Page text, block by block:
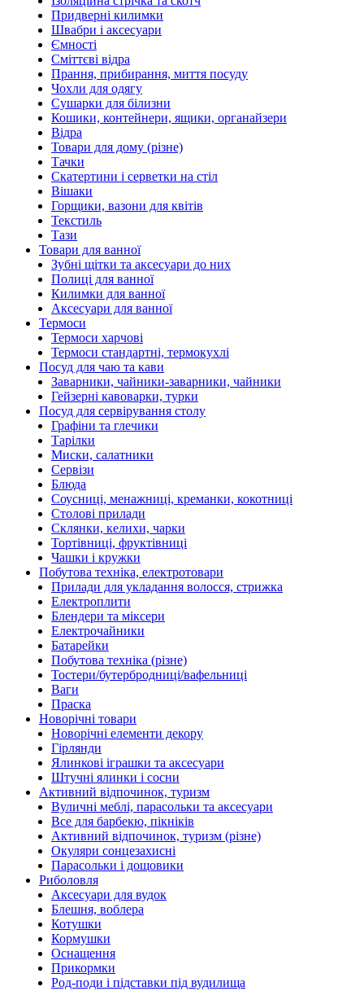
Придверні килимки
Швабри і аксесуари
Ємності
Сміттєві відра
Прання, прибирання, миття посуду
Чохли для одягу
Сушарки для білизни
Кошики, контейнери, ящики, органайзери
Відра
Товари для дому (різне)
Тачки
Скатертини і серветки на стіл
Вішаки
Горщики, вазони для квітів
Текстиль
Тази
Товари для ванної
Зубні щітки та аксесуари до них
Полиці для ванної
Килимки для ванної
Аксесуари для ванної
Термоси
Термоси харчові
Термоси стандартні, термокухлі
Посуд для чаю та кави
Заварники, чайники-заварники, чайники
Гейзерні кавоварки, турки
Посуд для сервірування столу
Графіни та глечики
Тарілки
Миски, салатники
Сервізи
Блюда
Соусниці, менажниці, креманки, кокотниці
Столові прилади
Склянки, келихи, чарки
Тортівниці, фруктівниці
Чашки і кружки
Побутова техніка, електротовари
Прилади для укладання волосся, стрижка
Електроплити
Блендери та міксери
Електрочайники
Батарейки
Побутова техніка (різне)
Тостери/бутербродниці/вафельниці
Ваги
Праска
Новорічні товари
Новорічні елементи декору
Гірлянди
Ялинкові іграшки та аксесуари
Штучні ялинки і сосни
Активний відпочинок, туризм
Вуличні меблі, парасольки та аксесуари
Все для барбекю, пікніків
Активний відпочинок, туризм (різне)
Окуляри сонцезахисні
Парасольки і дощовики
Риболовля
Аксесуари для вудок
Блешня, воблера
Котушки
Кормушки
Оснащення
Прикормки
Род-поди і підставки під вудилища